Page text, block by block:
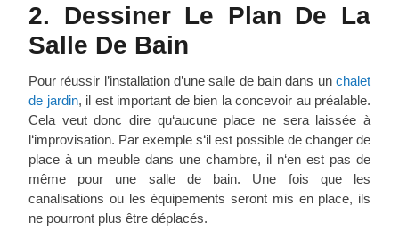
2. Dessiner Le Plan De La
Salle De Bain
Pour réussir l’installation d’une salle de bain dans un chalet
de jardin, il est important de bien la concevoir au préalable.
Cela veut donc dire qu‘aucune place ne sera laissée à
l‘improvisation. Par exemple s‘il est possible de changer de
place à un meuble dans une chambre, il n‘en est pas de
même pour une salle de bain. Une fois que les
canalisations ou les équipements seront mis en place, ils
ne pourront plus être déplacés.